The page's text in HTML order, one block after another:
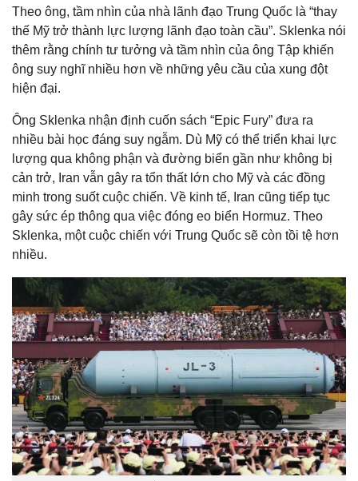
Theo ông, tầm nhìn của nhà lãnh đạo Trung Quốc là “thay
thế Mỹ trở thành lực lượng lãnh đạo toàn cầu”. Sklenka nói
thêm rằng chính tư tưởng và tầm nhìn của ông Tập khiến
ông suy nghĩ nhiều hơn về những yêu cầu của xung đột
hiện đại.
Ông Sklenka nhận định cuốn sách “Epic Fury” đưa ra
nhiều bài học đáng suy ngẫm. Dù Mỹ có thể triển khai lực
lượng qua không phận và đường biển gần như không bị
cản trở, Iran vẫn gây ra tổn thất lớn cho Mỹ và các đồng
minh trong suốt cuộc chiến. Về kinh tế, Iran cũng tiếp tục
gây sức ép thông qua việc đóng eo biển Hormuz. Theo
Sklenka, một cuộc chiến với Trung Quốc sẽ còn tồi tệ hơn
nhiều.